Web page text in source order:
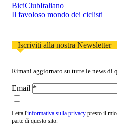
BiciClubItaliano
Il favoloso mondo dei ciclisti
Iscriviti alla nostra Newsletter
Rimani aggiornato su tutte le news di
Email
Letta l'informativa sulla privacy presto il
parte di questo sito.